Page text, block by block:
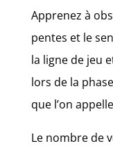
Apprenez à
pentes et le
la ligne de jeu
lors de la
que l’on
Le nombre de